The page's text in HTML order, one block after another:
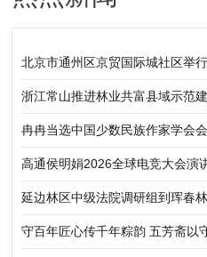
北京市通州区京贸国际城社区举
活动
浙江常山推进林业共富县域示范
冉冉当选中国少数民族作家学会
高通侯明娟2026全球电竞大会演
动电竞迈向职业化、标准化新阶
延边林区中级法院调研组到珲春
常态化工作
守百年匠心传千年粽韵 五芳斋以